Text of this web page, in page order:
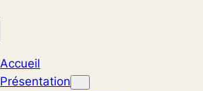
Accueil
Présentation